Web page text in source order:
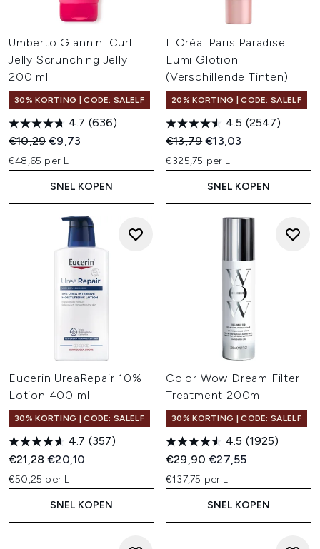
Umberto Giannini Curl
Jelly Scrunching Jelly
200 ml
30% KORTING | CODE: SALELF
4.7 (636)
Recommended Retail Price:
€10,29Huidige prijs:
€9,73
€48,65 per L
SNEL KOPEN
L'Oréal Paris Paradise
Lumi Glotion
(Verschillende Tinten)
20% KORTING | CODE: SALELF
4.5 (2547)
Recommended Retail Price:
€13,79Huidige prijs:
€13,03
€325,75 per L
SNEL KOPEN
Eucerin UreaRepair 10%
Lotion 400 ml
30% KORTING | CODE: SALELF
4.7 (357)
Recommended Retail Price:
€21,28Huidige prijs:
€20,10
€50,25 per L
SNEL KOPEN
Color Wow Dream Filter
Treatment 200ml
30% KORTING | CODE: SALELF
4.5 (1925)
Recommended Retail Price:
€29,90Huidige prijs:
€27,55
€137,75 per L
SNEL KOPEN